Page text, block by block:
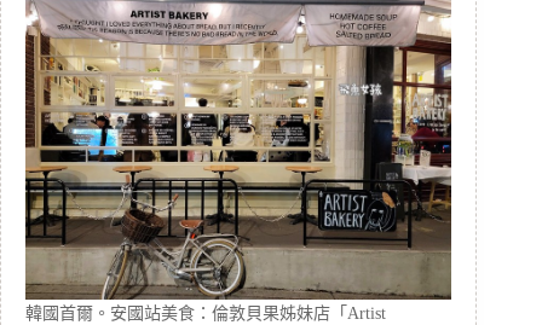
韓國首爾。安國站美食：倫敦貝果姊妹店「Artist